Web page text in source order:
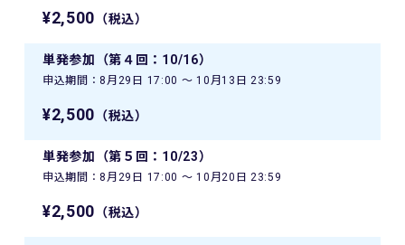
¥2,500 （税込）
単発参加（第４回：10/16）
申込期間：8月29日 17:00 〜 10月13日 23:59
¥2,500 （税込）
単発参加（第５回：10/23）
申込期間：8月29日 17:00 〜 10月20日 23:59
¥2,500 （税込）